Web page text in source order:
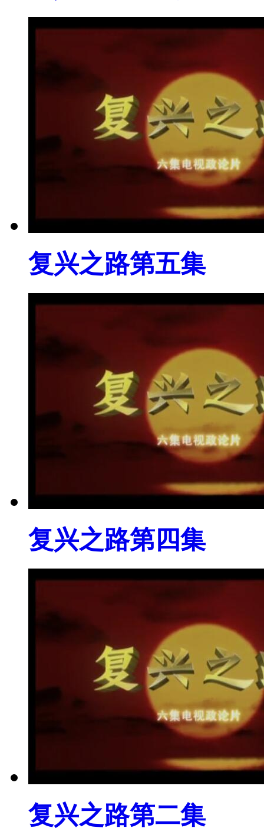
复兴之路第五集
复兴之路第四集
复兴之路第二集